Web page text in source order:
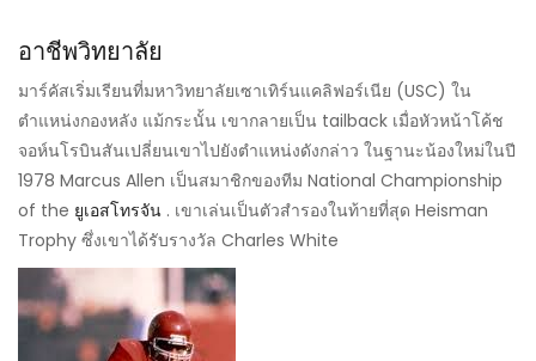
อาชีพวิทยาลัย
มาร์คัสเริ่มเรียนที่มหาวิทยาลัยเซาเทิร์นแคลิฟอร์เนีย (USC) ใน
ตำแหน่งกองหลัง แม้กระนั้น เขากลายเป็น tailback เมื่อหัวหน้าโค้ช
จอห์นโรบินสันเปลี่ยนเขาไปยังตำแหน่งดังกล่าว ในฐานะน้องใหม่ในปี
1978 Marcus Allen เป็นสมาชิกของทีม National Championship
of the ยูเอสโทรจัน . เขาเล่นเป็นตัวสำรองในท้ายที่สุด Heisman
Trophy ซึ่งเขาได้รับรางวัล Charles White